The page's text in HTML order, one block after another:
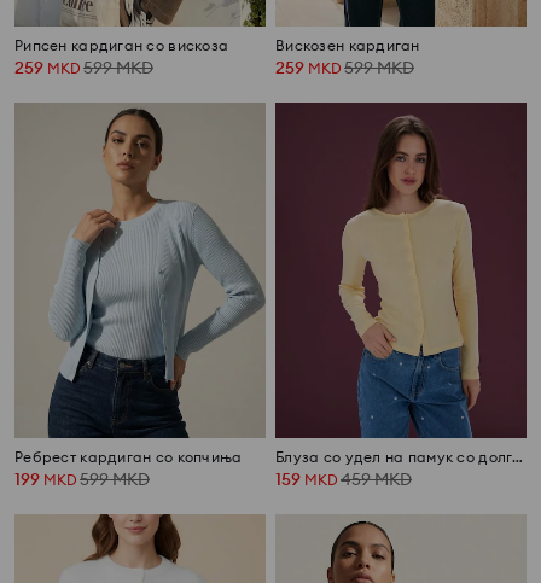
Рипсен кардиган со вискоза
259 MKD 599MKD
Вискозен кардиган
259 MKD 599MKD
Ребрест кардиган со копчиња
199 MKD 599MKD
Блуза со удел на памук со долг ракав
159 MKD 459MKD